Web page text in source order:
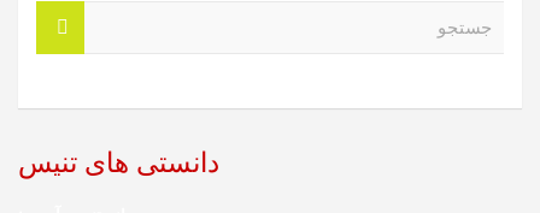
و
دانستی های تنیس